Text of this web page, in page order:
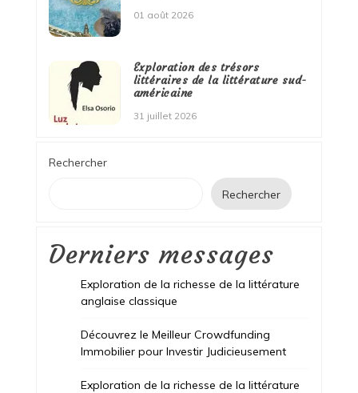
01 août 2026
Exploration des trésors
littéraires de la littérature sud-
américaine
31 juillet 2026
Rechercher
Rechercher
Derniers messages
Exploration de la richesse de la littérature
anglaise classique
Découvrez le Meilleur Crowdfunding
Immobilier pour Investir Judicieusement
Exploration de la richesse de la littérature